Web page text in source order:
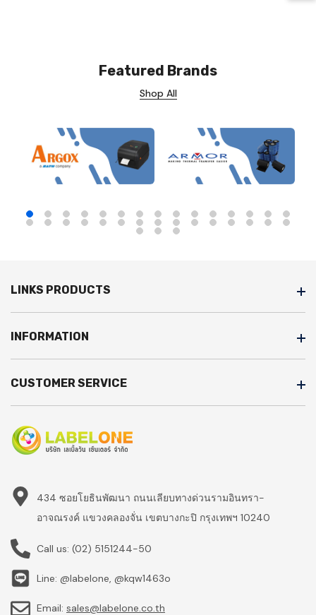
Featured Brands
Shop All
LINKS PRODUCTS
INFORMATION
CUSTOMER SERVICE
434 ซอยโยธินพัฒนา ถนนเลียบทางด่วนรามอินทรา-
อาจณรงค์ แขวงคลองจั่น เขตบางกะปิ กรุงเทพฯ 10240
Call us: (02) 5151244-50
Line: @labelone, @kqw1463o
Email: sales@labelone.co.th